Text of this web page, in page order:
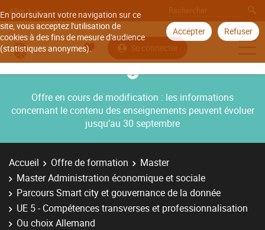
En poursuivant votre navigation sur ce
site, vous acceptez l'utilisation de
cookies à des fins de mesure d'audience
(statistiques anonymes).
Accepter Refuser
Aller à
Se connecter
Offre en cours de modification : les informations
concernant le contenu des enseignements peuvent évoluer
jusqu’au 30 septembre
Accueil Offre de formation
Master
Master Administration économique et sociale
Parcours Smart city et gouvernance de la donnée
UE 5 - Compétences transverses et professionnalisation
Ou choix Allemand